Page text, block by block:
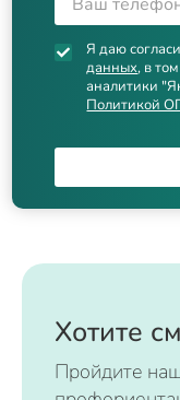
Я даю
данных, в
аналитики
Политикой
Хотите
Пройдите